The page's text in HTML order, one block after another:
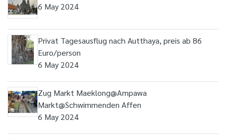
6 May 2024
Privat Tagesausflug nach Autthaya, preis ab 86
Euro/person
6 May 2024
Zug Markt Maeklong@Ampawa
Markt@Schwimmenden Affen
6 May 2024